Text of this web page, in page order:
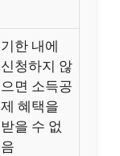
기한 내에
신청하지 않
으면 소득공
제 혜택을
받을 수 없
음